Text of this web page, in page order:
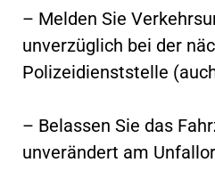
– Melden Sie
unverzüglich bei der
Polizeidienststelle
– Belassen Sie das
unverändert am